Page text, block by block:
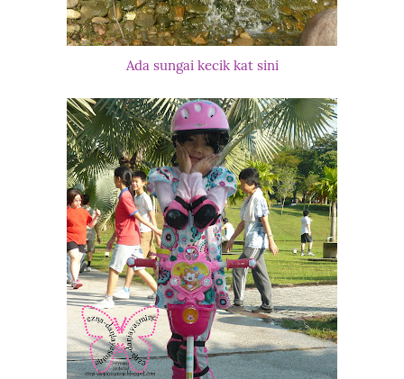
Ada sungai kecik kat sini